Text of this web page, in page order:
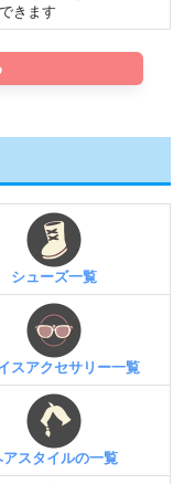
きます
シューズ一覧
スアクセサリー一覧
アスタイルの一覧